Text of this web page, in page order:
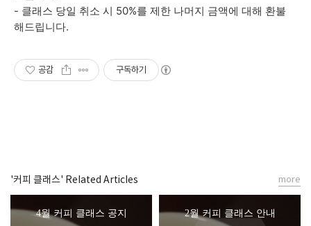
- 클래스 당일 취소 시 50%를 제한 나머지 금액에 대해 환불
해드립니다.
공감 구독하기
'커피 클래스' Related Articles
4월 커피 클래스 공지 2월 커피 클래스 안내
more